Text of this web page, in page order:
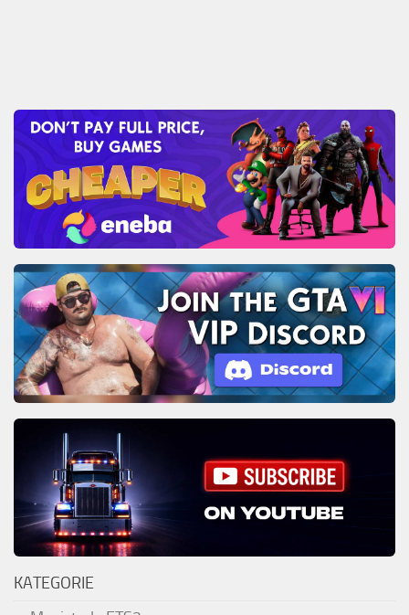
KATEGORIE